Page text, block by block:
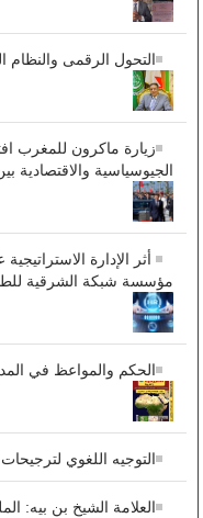
التحول الرقمى والنظام
زيارة ماكرون للمغرب
الجيوسياسية والاقتصادية
أثر الإدارة
مؤسسة شبكة الشرقية
الحكم والمواعظ في
التوجيه اللغوي
العلامة الشيخ بن بيه: